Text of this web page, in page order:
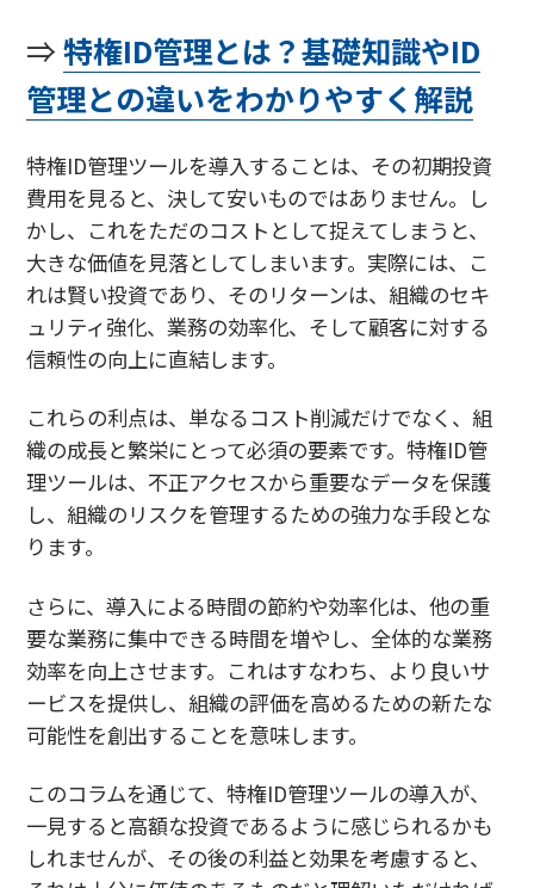
⇒特権ID管理とは？基礎知識やID
管理との違いをわかりやすく解説
特権ID管理ツールを導入することは、その初期投資
費用を見ると、決して安いものではありません。し
かし、これをただのコストとして捉えてしまうと、
大きな価値を見落としてしまいます。実際には、こ
れは賢い投資であり、そのリターンは、組織のセキ
ュリティ強化、業務の効率化、そして顧客に対する
信頼性の向上に直結します。
これらの利点は、単なるコスト削減だけでなく、組
織の成長と繁栄にとって必須の要素です。特権ID管
理ツールは、不正アクセスから重要なデータを保護
し、組織のリスクを管理するための強力な手段とな
ります。
さらに、導入による時間の節約や効率化は、他の重
要な業務に集中できる時間を増やし、全体的な業務
効率を向上させます。これはすなわち、より良いサ
ービスを提供し、組織の評価を高めるための新たな
可能性を創出することを意味します。
このコラムを通じて、特権ID管理ツールの導入が、
一見すると高額な投資であるように感じられるかも
しれませんが、その後の利益と効果を考慮すると、